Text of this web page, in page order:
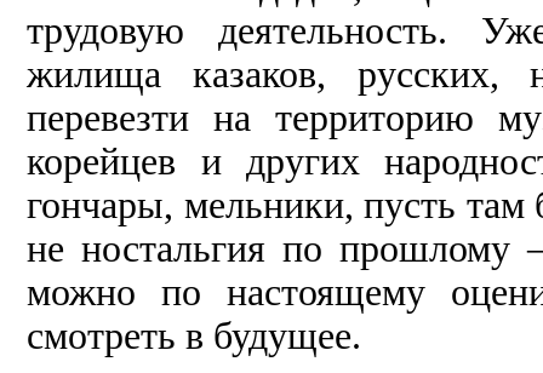
трудовую деятельность.
жилища казаков, русских,
перевезти на территорию
корейцев и других
гончары, мельники, пусть там
не ностальгия по прошлому
можно по настоящему
смотреть в будущее.